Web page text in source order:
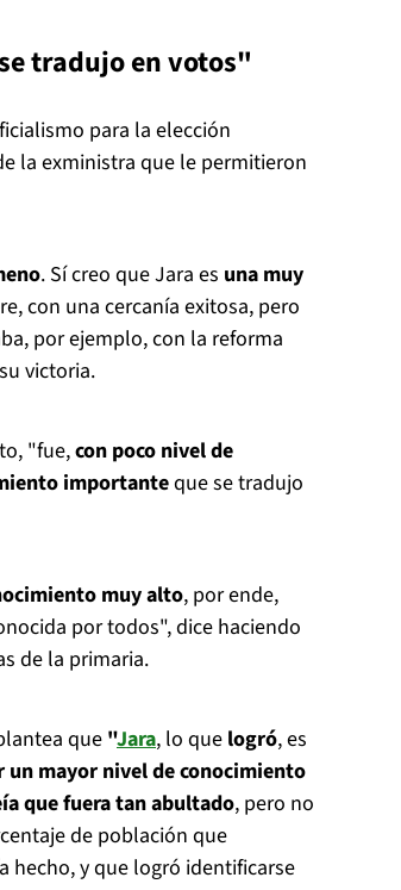
tradujo en votos"
para la elección
la exministra que le permitieron
. Sí creo que Jara es una muy
con una cercanía exitosa, pero
por ejemplo, con la reforma
victoria.
"fue,con poco nivel de
importanteque se tradujo
muy alto, por ende,
por todos", dice haciendo
de la primaria.
que "Jara, lo que logró, es
un mayor nivel de conocimiento
que fuera tan abultado, pero no
de población que
hecho, y que logró identificarse